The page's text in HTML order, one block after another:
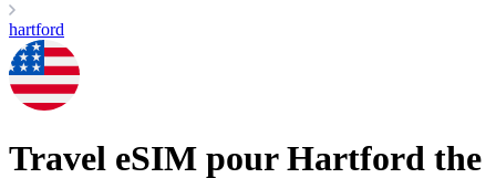
hartford
Travel eSIM pour Hartford the